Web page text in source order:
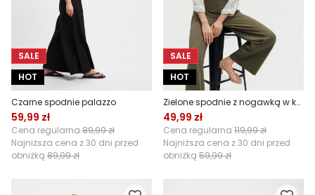
SALE
HOT
Czarne spodnie palazzo
59,99 zł
Cena regularna 89,99 zł
Najniższa cena z 30 dni przed
obniżką 89,99 zł
SALE
HOT
Zielone spodnie z nogawką w kant
49,99 zł
Cena regularna 119,99 zł
Najniższa cena z 30 dni przed
obniżką 59,99 zł